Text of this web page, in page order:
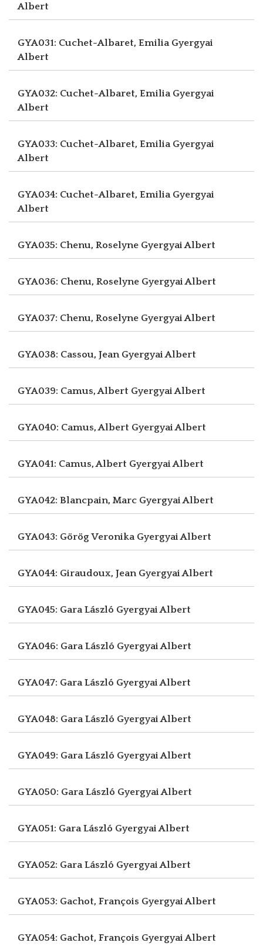
Albert
GYA031: Cuchet-Albaret, Emilia Gyergyai
Albert
GYA032: Cuchet-Albaret, Emilia Gyergyai
Albert
GYA033: Cuchet-Albaret, Emilia Gyergyai
Albert
GYA034: Cuchet-Albaret, Emilia Gyergyai
Albert
GYA035: Chenu, Roselyne Gyergyai Albert
GYA036: Chenu, Roselyne Gyergyai Albert
GYA037: Chenu, Roselyne Gyergyai Albert
GYA038: Cassou, Jean Gyergyai Albert
GYA039: Camus, Albert Gyergyai Albert
GYA040: Camus, Albert Gyergyai Albert
GYA041: Camus, Albert Gyergyai Albert
GYA042: Blancpain, Marc Gyergyai Albert
GYA043: Görög Veronika Gyergyai Albert
GYA044: Giraudoux, Jean Gyergyai Albert
GYA045: Gara László Gyergyai Albert
GYA046: Gara László Gyergyai Albert
GYA047: Gara László Gyergyai Albert
GYA048: Gara László Gyergyai Albert
GYA049: Gara László Gyergyai Albert
GYA050: Gara László Gyergyai Albert
GYA051: Gara László Gyergyai Albert
GYA052: Gara László Gyergyai Albert
GYA053: Gachot, François Gyergyai Albert
GYA054: Gachot, François Gyergyai Albert